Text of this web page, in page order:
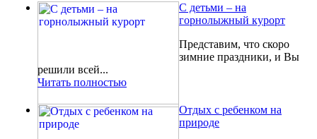
С детьми – на
горнолыжный курорт
Представим, что скоро
зимние праздники, и Вы
решили всей...
Читать полностью
Отдых с ребенком на
природе